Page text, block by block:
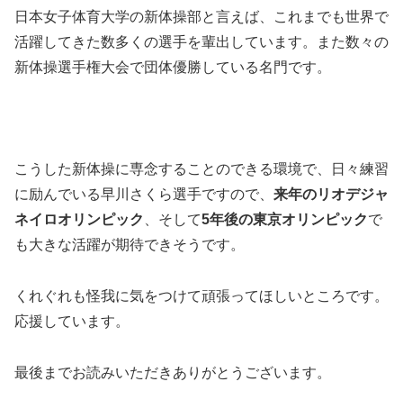
日本女子体育大学の新体操部と言えば、これまでも世界で
活躍してきた数多くの選手を輩出しています。また数々の
新体操選手権大会で団体優勝している名門です。
こうした新体操に専念することのできる環境で、日々練習
に励んでいる早川さくら選手ですので、 来年のリオデジャ
ネイロオリンピック
、そして5年後の東京オリンピックで
も大きな活躍が期待できそうです。
くれぐれも怪我に気をつけて頑張ってほしいところです。
応援しています。
最後までお読みいただきありがとうございます。